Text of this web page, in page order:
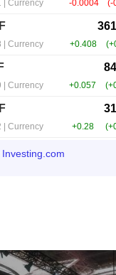
Investing.com